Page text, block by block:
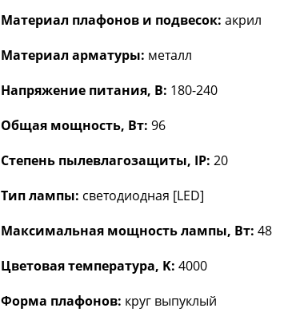
Материал плафонов и подвесок: акрил
Материал арматуры: металл
Напряжение питания, В: 180-240
Общая мощность, Вт: 96
Степень пылевлагозащиты, IP: 20
Тип лампы: светодиодная [LED]
Максимальная мощность лампы, Вт: 48
Цветовая температура, K: 4000
Форма плафонов: круг выпуклый